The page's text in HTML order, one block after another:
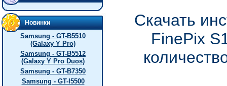
Новинки
Samsung - GT-B5510
(Galaxy Y Pro)
Samsung - GT-B5512
(Galaxy Y Pro Duos)
Samsung - GT-B7350
Samsung - GT-I5500
Скачать
FinePix